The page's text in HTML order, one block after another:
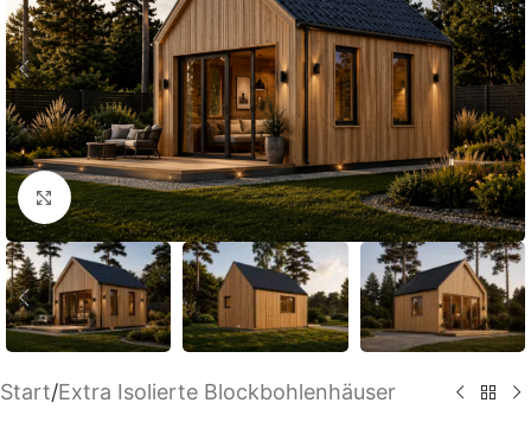
Klick zum Vergrößern
Start/Extra Isolierte Blockbohlenhäuser